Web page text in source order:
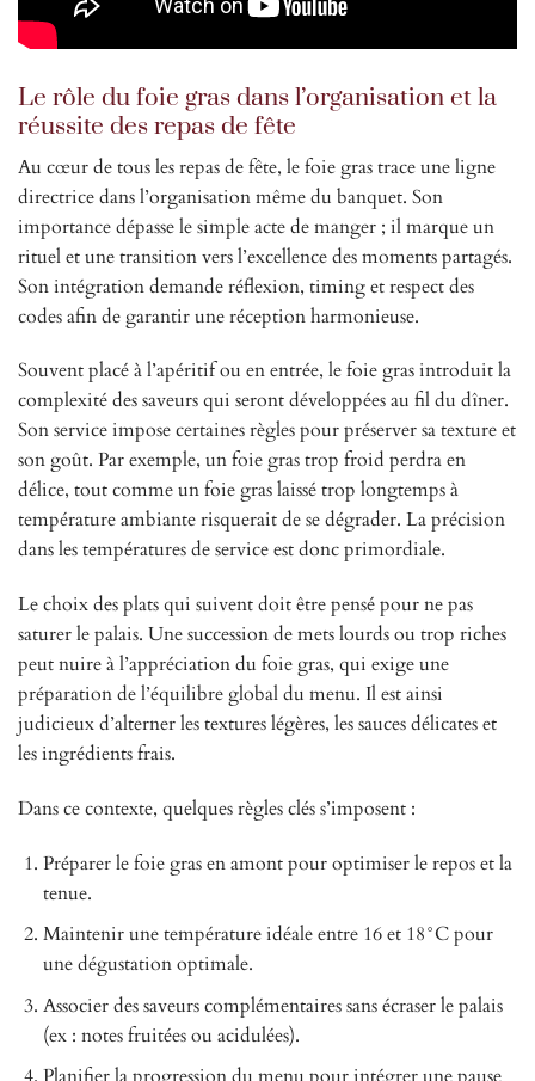
Le rôle du foie gras dans l’organisation et la
réussite des repas de fête
Au cœur de tous les repas de fête, le foie gras trace une ligne
directrice dans l’organisation même du banquet. Son
importance dépasse le simple acte de manger ; il marque un
rituel et une transition vers l’excellence des moments partagés.
Son intégration demande réflexion, timing et respect des
codes afin de garantir une réception harmonieuse.
Souvent placé à l’apéritif ou en entrée, le foie gras introduit la
complexité des saveurs qui seront développées au fil du dîner.
Son service impose certaines règles pour préserver sa texture et
son goût. Par exemple, un foie gras trop froid perdra en
délice, tout comme un foie gras laissé trop longtemps à
température ambiante risquerait de se dégrader. La précision
dans les températures de service est donc primordiale.
Le choix des plats qui suivent doit être pensé pour ne pas
saturer le palais. Une succession de mets lourds ou trop riches
peut nuire à l’appréciation du foie gras, qui exige une
préparation de l’équilibre global du menu. Il est ainsi
judicieux d’alterner les textures légères, les sauces délicates et
les ingrédients frais.
Dans ce contexte, quelques règles clés s’imposent :
Préparer le foie gras en amont pour optimiser le repos et la
tenue.
Maintenir une température idéale entre 16 et 18°C pour
une dégustation optimale.
Associer des saveurs complémentaires sans écraser le palais
(ex : notes fruitées ou acidulées).